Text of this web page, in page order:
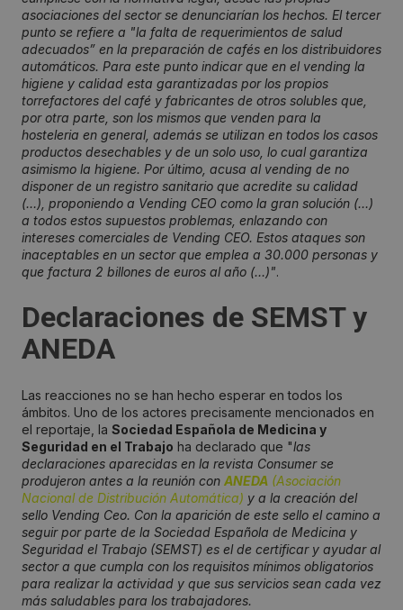
asociaciones del sector se denunciarían los hechos. El tercer
punto se refiere a "la falta de requerimientos de salud
adecuados” en la preparación de cafés en los distribuidores
automáticos. Para este punto indicar que en el vending la
higiene y calidad esta garantizadas por los propios
torrefactores del café y fabricantes de otros solubles que,
por otra parte, son los mismos que venden para la
hosteleria en general, además se utilizan en todos los casos
productos desechables y de un solo uso, lo cual garantiza
asimismo la higiene. Por último, acusa al vending de no
disponer de un registro sanitario que acredite su calidad
(…), proponiendo a Vending CEO como la gran solución (…)
a todos estos supuestos problemas, enlazando con
intereses comerciales de Vending CEO. Estos ataques son
inaceptables en un sector que emplea a 30.000 personas y
que factura 2 billones de euros al año (…)".
Declaraciones de SEMST y
ANEDA
Las reacciones no se han hecho esperar en todos los
ámbitos. Uno de los actores precisamente mencionados en
el reportaje, la Sociedad Española de Medicina y
Seguridad en el Trabajo ha declarado que "las
declaraciones aparecidas en la revista Consumer se
produjeron antes a la reunión con ANEDA (Asociación
Nacional de Distribución Automática) y a la creación del
sello Vending Ceo. Con la aparición de este sello el camino a
seguir por parte de la Sociedad Española de Medicina y
Seguridad el Trabajo (SEMST) es el de certificar y ayudar al
sector a que cumpla con los requisitos mínimos obligatorios
para realizar la actividad y que sus servicios sean cada vez
más saludables para los trabajadores.